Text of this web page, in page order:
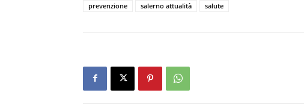
prevenzione
salerno attualità salute